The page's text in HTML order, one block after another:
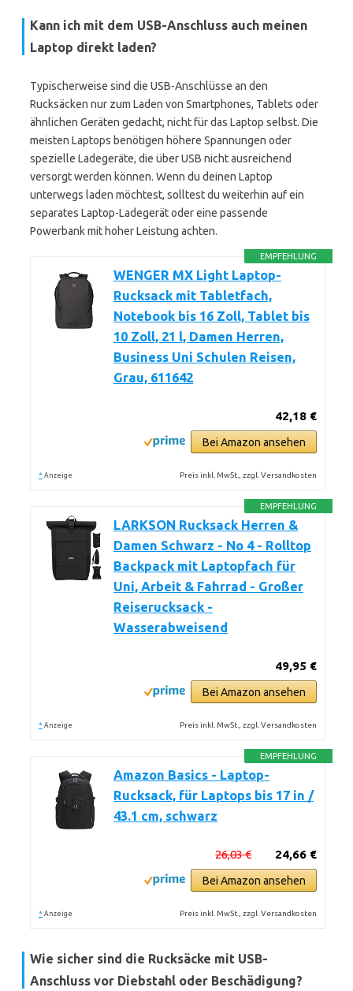
Kann ich mit dem USB-Anschluss auch meinen
Laptop direkt laden?
Typischerweise sind die USB-Anschlüsse an den
Rucksäcken nur zum Laden von Smartphones, Tablets oder
ähnlichen Geräten gedacht, nicht für das Laptop selbst. Die
meisten Laptops benötigen höhere Spannungen oder
spezielle Ladegeräte, die über USB nicht ausreichend
versorgt werden können. Wenn du deinen Laptop
unterwegs laden möchtest, solltest du weiterhin auf ein
separates Laptop-Ladegerät oder eine passende
Powerbank mit hoher Leistung achten.
EMPFEHLUNG
WENGER MX Light Laptop-
Rucksack mit Tabletfach,
Notebook bis 16 Zoll, Tablet bis
10 Zoll, 21 l, Damen Herren,
Business Uni Schulen Reisen,
Grau, 611642
42,18 €
Bei Amazon ansehen
* Anzeige Preis inkl. MwSt., zzgl. Versandkosten
EMPFEHLUNG
LARKSON Rucksack Herren &
Damen Schwarz - No 4 - Rolltop
Backpack mit Laptopfach für
Uni, Arbeit & Fahrrad - Großer
Reiserucksack -
Wasserabweisend
49,95 €
Bei Amazon ansehen
* Anzeige Preis inkl. MwSt., zzgl. Versandkosten
EMPFEHLUNG
Amazon Basics - Laptop-
Rucksack, für Laptops bis 17 in /
43.1 cm, schwarz
24,66 €
26,03 €
Bei Amazon ansehen
* Anzeige Preis inkl. MwSt., zzgl. Versandkosten
Wie sicher sind die Rucksäcke mit USB-
Anschluss vor Diebstahl oder Beschädigung?